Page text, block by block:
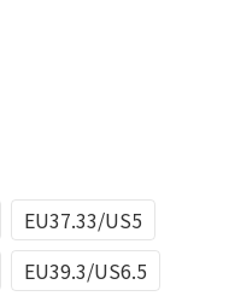
EU37.33/US5
EU39.3/US6.5